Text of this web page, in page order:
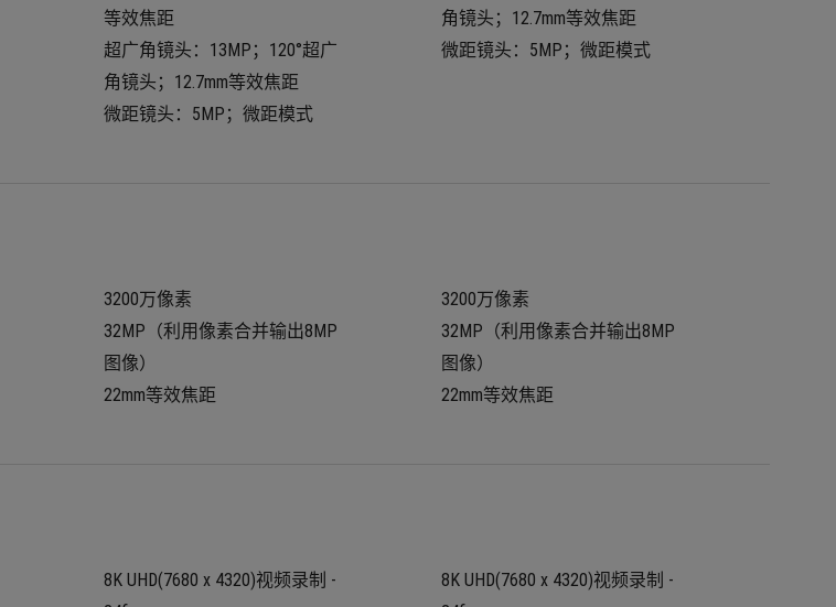
等效焦距
超广角镜头：13MP；120°超广
角镜头；12.7mm等效焦距
微距镜头：5MP；微距模式
角镜头；12.7mm等效焦距
微距镜头：5MP；微距模式
3200万像素
32MP（利用像素合并输出8MP
图像）
22mm等效焦距
3200万像素
32MP（利用像素合并输出8MP
图像）
22mm等效焦距
8K UHD(7680 x 4320)视频录制 -
8K UHD(7680 x 4320)视频录制 -